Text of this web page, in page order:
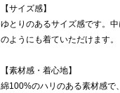
【サイズ感】
ゆとりのあるサイズ感です。
のようにも着ていただけます。
【素材感・着心地】
綿100%のハリのある素材感で